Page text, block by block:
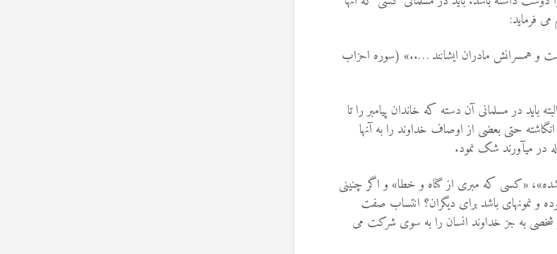
فرماید:
و همسرانش مادران ايشانند …..» (سوره احزاب
باید در مسلمانی آن دسته که خاندان پیامبر را تا
انگاشته حتی بعضی از اوصاف خداوند را به آنها
در می­آورند شک نمود.
«کسی که مبری از گناه و خطا» و اگر چنینی
و نمونه­ای باشد برای دیگران؟ انتساب صفت
به جز خداوند انسان را به سوی شرکت می